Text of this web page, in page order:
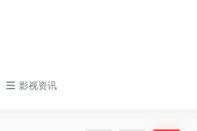
影视资讯